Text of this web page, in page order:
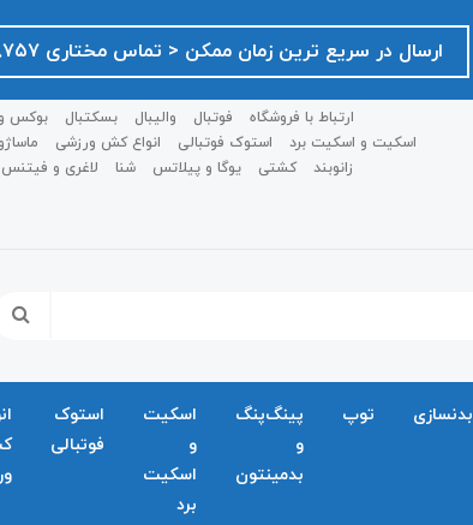
ارسال در سریع ترین زمان ممکن ‌< تماس مختاری ۰۹۱۲۷۵۱۸۷۵۷ >
ارتباط با فروشگاه فوتبال والیبال بسکتبال بوکس
اسکیت و اسکیت برد
استوک فوتبالی انواع کش ورزشی
زانوبند
کشتی یوگا و پیلاتس شنا لاغری و فیتنس
بدنسازی توپ
پینگ‌پنگ
و
بدمينتون
اسکیت
و
اسکیت
برد
استوک
فوتبالی